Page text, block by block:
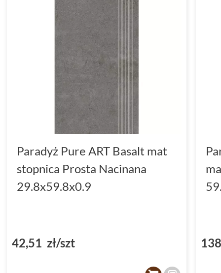
Paradyż Pure ART Basalt mat
stopnica Prosta Nacinana
29.8x59.8x0.9
42,51 zł/szt